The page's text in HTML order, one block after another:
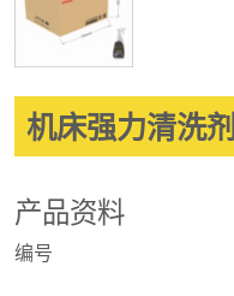
机床强力清洗剂
产品资料
编号